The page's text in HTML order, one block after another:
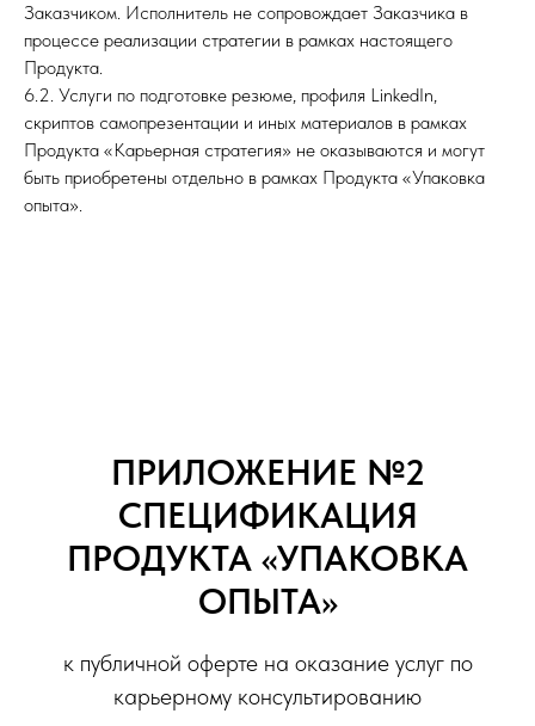
Заказчиком. Исполнитель не сопровождает Заказчика в
процессе реализации стратегии в рамках настоящего
Продукта.
6.2. Услуги по подготовке резюме, профиля LinkedIn,
скриптов самопрезентации и иных материалов в рамках
Продукта «Карьерная стратегия» не оказываются и могут
быть приобретены отдельно в рамках Продукта «Упаковка
опыта».
ПРИЛОЖЕНИЕ №2
СПЕЦИФИКАЦИЯ
ПРОДУКТА «УПАКОВКА
ОПЫТА»
к публичной оферте на оказание услуг по
карьерному консультированию